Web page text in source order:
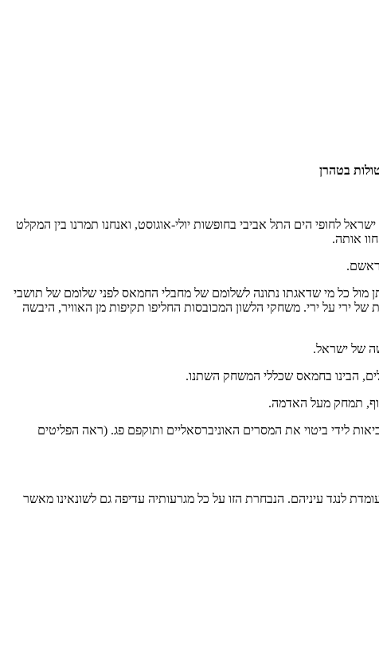
בטהרן
לחופי הים התל אביבי בחופשות יולי-אוגוסט, ואנחנו תמרנו בין המקלט
אותה.
ראשם.
כל מי שדאגתו נתונה לשלומם של מחבלי החמאס לפני שלומם של תושבי
ירי על ירי. משחקי הלשון המכובסות החליפו תקיפות מן האוויר, היבשה
של ישראל.
הבינו בחמאס שכללי המשחק השתנו.
תמחק מעל האדמה.
לידי ביטוי את המסרים האוניברסאליים ותוקפם פג. (ראה הפליטים
לנגד עיניהם. הנבחרת הזו על כל מגרעותיה עדיפה גם לשונאינו מאשר